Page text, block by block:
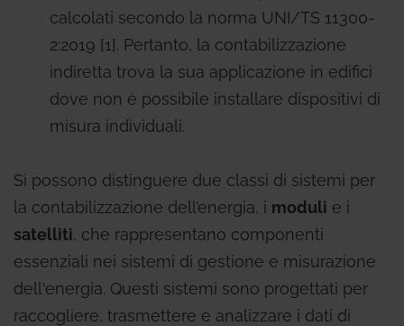
calcolati secondo la norma UNI/TS 11300-
2:2019 [1]. Pertanto, la contabilizzazione
indiretta trova la sua applicazione in edifici
dove non è possibile installare dispositivi di
misura individuali.
Si possono distinguere due classi di sistemi per
la contabilizzazione dell’energia, i moduli e i
satelliti, che rappresentano componenti
essenziali nei sistemi di gestione e misurazione
dell'energia. Questi sistemi sono progettati per
raccogliere, trasmettere e analizzare i dati di